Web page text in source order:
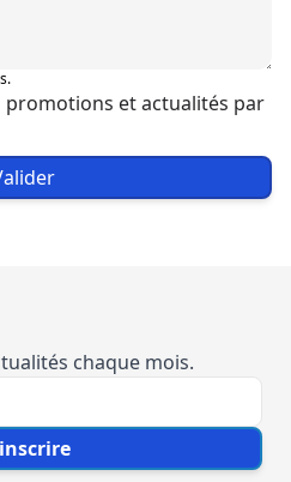
promotions et actualités par
chaque mois.